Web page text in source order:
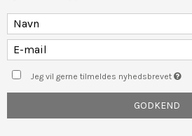
Jeg vil gerne tilmeldes nyhedsbrevet
GODKEND